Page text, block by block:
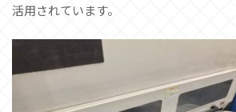
活用されています。